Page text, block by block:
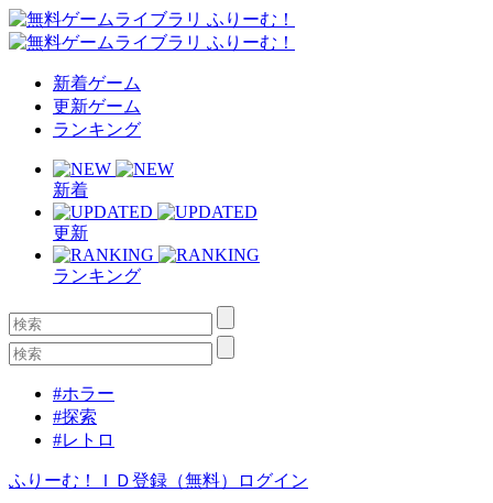
新着ゲーム
更新ゲーム
ランキング
新着
更新
ランキング
#ホラー
#探索
#レトロ
ふりーむ！ＩＤ登録（無料） ログイン